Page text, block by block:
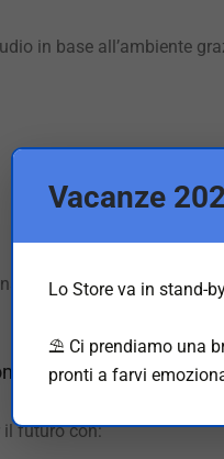
in base all’ambiente
la calibrazione
Cinema di Nuova
il futuro con:
Vacanze
Lo Store va in stand-
⛱️ Ci prendiamo una
pronti a farvi